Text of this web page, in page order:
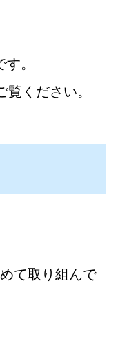
。
ください。
て取り組んで